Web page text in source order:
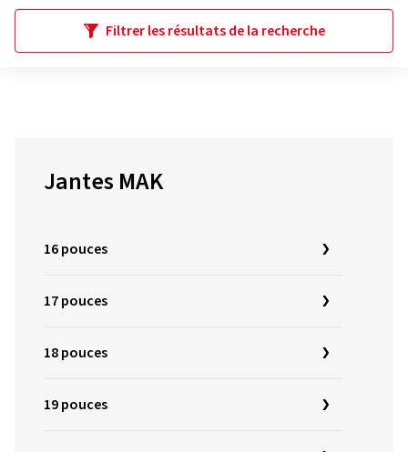
Filtrer les résultats de la recherche
Jantes MAK
16 pouces
17 pouces
18 pouces
19 pouces